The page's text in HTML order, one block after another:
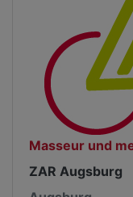
Masseur und
ZAR Augsburg